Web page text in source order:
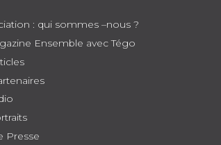
: qui sommes –nous ?
Ensemble avec Tégo
Presse